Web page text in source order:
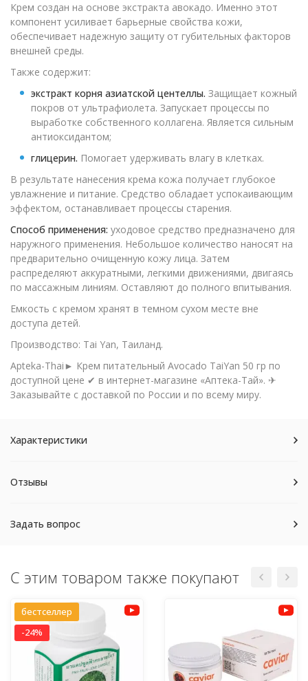
Крем создан на основе экстракта авокадо. Именно этот
компонент усиливает барьерные свойства кожи,
обеспечивает надежную защиту от губительных факторов
внешней среды.
Также содержит:
экстракт корня азиатской центеллы. Защищает кожный
покров от ультрафиолета. Запускает процессы по
выработке собственного коллагена. Является сильным
антиоксидантом;
глицерин. Помогает удерживать влагу в клетках.
В результате нанесения крема кожа получает глубокое
увлажнение и питание. Средство обладает успокаивающим
эффектом, останавливает процессы старения.
Способ применения: уходовое средство предназначено для
наружного применения. Небольшое количество наносят на
предварительно очищенную кожу лица. Затем
распределяют аккуратными, легкими движениями, двигаясь
по массажным линиям. Оставляют до полного впитывания.
Емкость с кремом хранят в темном сухом месте вне
доступа детей.
Производство: Tai Yan, Таиланд.
Apteka-Thai► Крем питательный Avocado TaiYan 50 гр по
доступной цене ✔ в интернет-магазине «Аптека-Тай». ✈
Заказывайте с доставкой по России и по всему миру.
Характеристики
Отзывы
Задать вопрос
С этим товаром также покупают
бестселлер
-24%